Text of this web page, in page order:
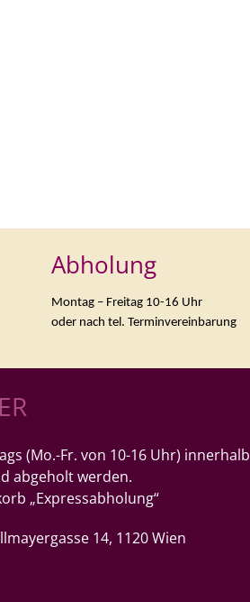
Abholung
Montag – Freitag 10-16 Uhr
oder nach tel. Terminvereinbarung
(Mo.-Fr. von 10-16 Uhr) innerhalb
abgeholt werden.
„Expressabholung“
14, 1120 Wien